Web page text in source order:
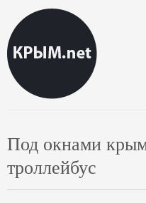
Под окнами
троллейбус